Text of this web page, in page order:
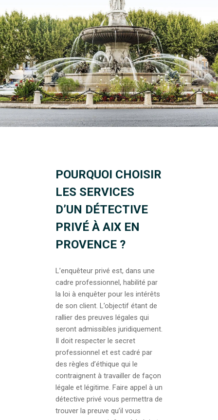
POURQUOI CHOISIR
LES SERVICES
D’UN DÉTECTIVE
PRIVÉ À AIX EN
PROVENCE ?
L’enquêteur privé est, dans une
cadre professionnel, habilité par
la loi à enquêter pour les intérêts
de son client. L’objectif étant de
rallier des preuves légales qui
seront admissibles juridiquement.
Il doit respecter le secret
professionnel et est cadré par
des règles d’éthique qui le
contraignent à travailler de façon
légale et légitime. Faire appel à un
détective privé vous permettra de
trouver la preuve qu’il vous